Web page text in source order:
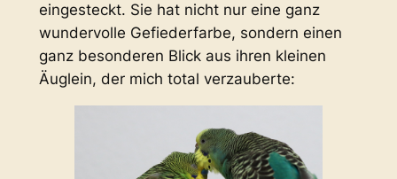
eingesteckt. Sie hat nicht nur eine ganz
wundervolle Gefiederfarbe, sondern einen
ganz besonderen Blick aus ihren kleinen
Äuglein, der mich total verzauberte: